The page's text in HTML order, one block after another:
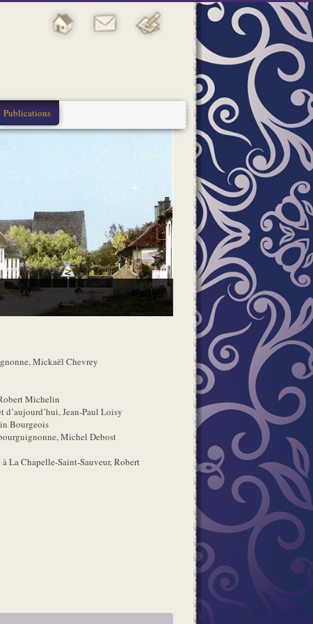
Publications
Mickaël Chevrey
Michelin
d’aujourd’hui, Jean-Paul Loisy
Bourgeois
Michel Debost
La Chapelle-Saint-Sauveur, Robert